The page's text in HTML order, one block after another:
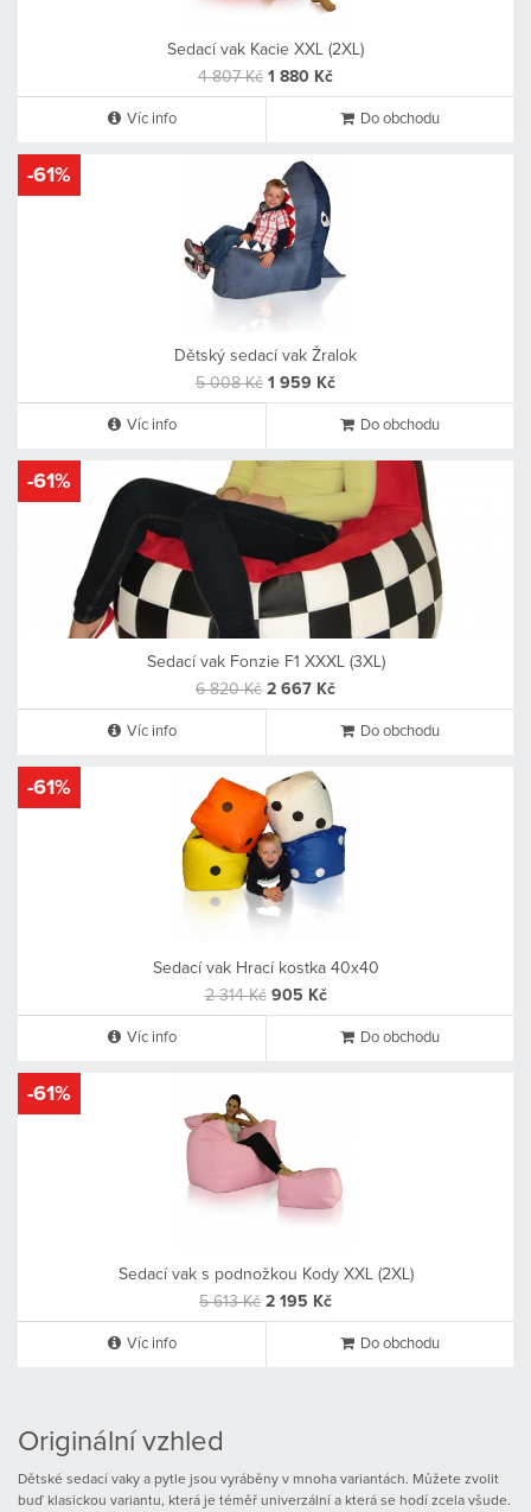
Sedací vak Kacie XXL (2XL)
4 807 Kč 1 880 Kč
Víc info Do obchodu
-61%
Dětský sedací vak Žralok
5 008 Kč 1 959 Kč
Víc info Do obchodu
-61%
Sedací vak Fonzie F1 XXXL (3XL)
6 820 Kč 2 667 Kč
Víc info Do obchodu
-61%
Sedací vak Hrací kostka 40x40
2 314 Kč 905 Kč
Víc info Do obchodu
-61%
Sedací vak s podnožkou Kody XXL (2XL)
5 613 Kč 2 195 Kč
Víc info Do obchodu
Originální vzhled
Dětské sedací vaky a pytle jsou vyráběny v mnoha variantách. Můžete zvolit
buď klasickou variantu, která je téměř univerzální a která se hodí zcela všude.